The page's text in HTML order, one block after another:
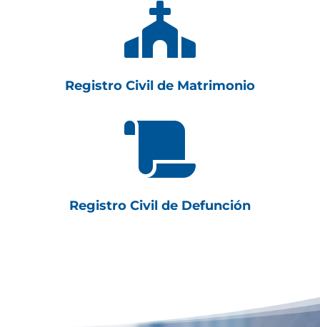

Registro Civil de Matrimonio

Registro Civil de Defunción